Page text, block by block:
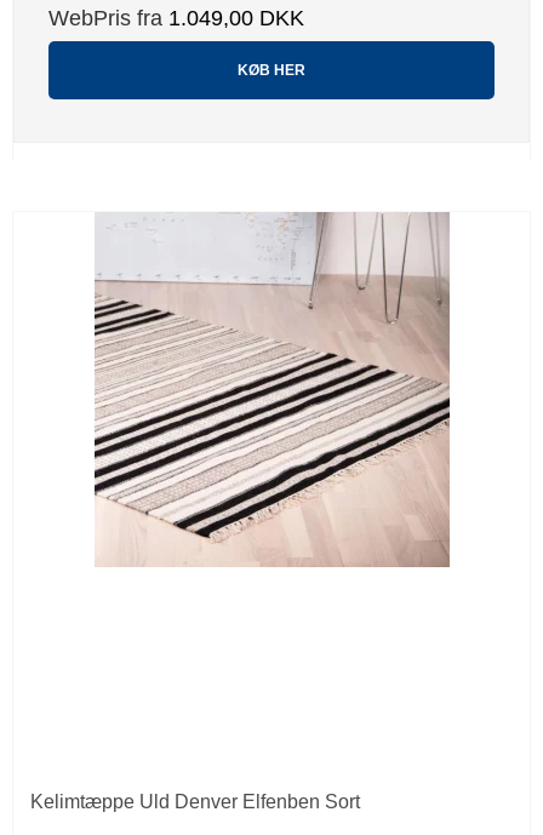
WebPris fra 1.049,00 DKK
KØB HER
Kelimtæppe Uld Denver Elfenben Sort